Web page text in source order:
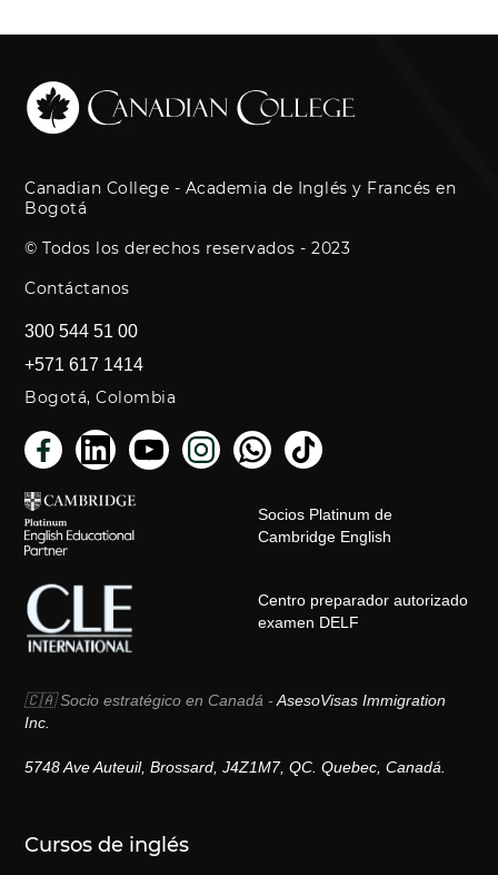
Canadian College - Academia de Inglés y Francés en
Bogotá
© Todos los derechos reservados - 2023
Contáctanos
300 544 51 00
+571 617 1414
Bogotá, Colombia
Socios Platinum de
Cambridge English
Centro preparador autorizado
examen DELF
🇨🇦 Socio estratégico en Canadá -AsesoVisas Immigration
Inc.
5748 Ave Auteuil, Brossard, J4Z1M7, QC. Quebec, Canadá.
Cursos de inglés